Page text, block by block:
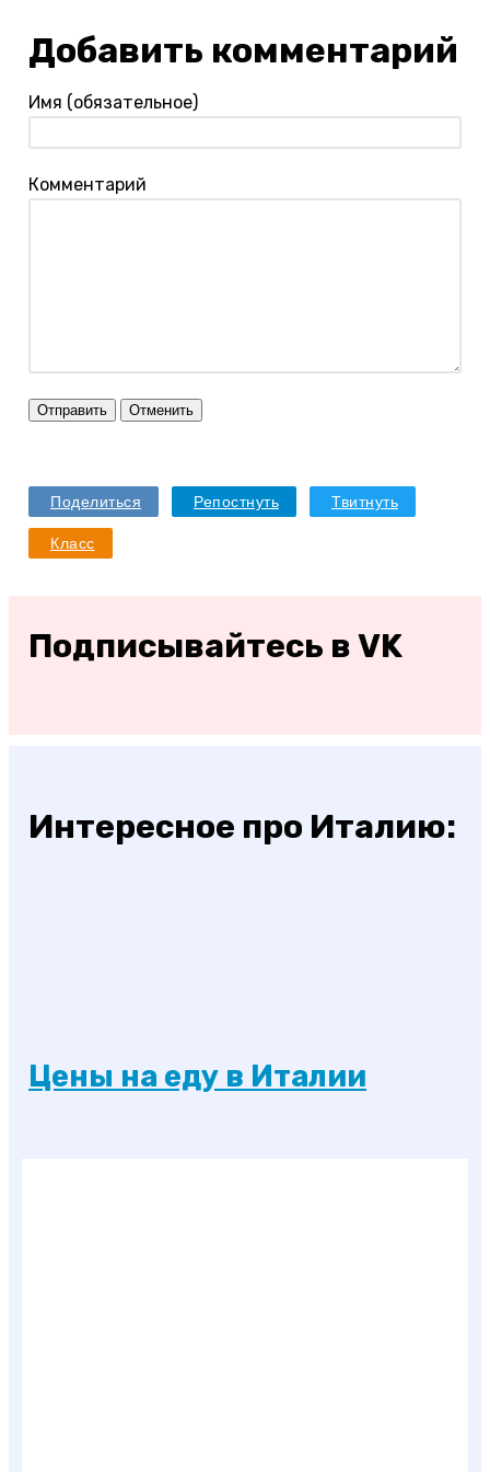
Добавить комментарий
Имя (обязательное)
Комментарий
Отправить Отменить
Поделиться Репостнуть Твитнуть
Класс
Подписывайтесь в VK
Интересное про Италию:
Цены на еду в Италии